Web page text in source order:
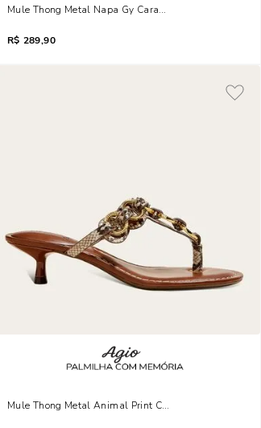
Mule Thong Metal Napa Gy Caramelo Safari Salto Fino
R$ 289,90
Mule Thong Metal Animal Print Cobra Salto Fino